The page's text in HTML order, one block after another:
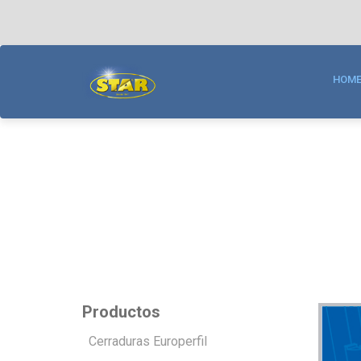
Fabricación y
STAR |
HOME
Productos
Cerraduras Europerfil